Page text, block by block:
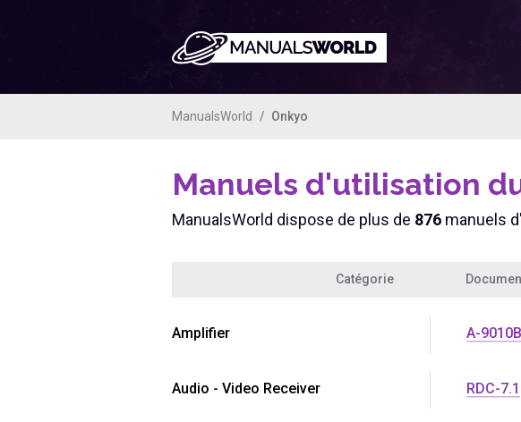
ManualsWorld Onkyo
Manuels d'utilisation
ManualsWorld dispose de plus de 876 manuels
Catégorie
Amplifier A-
Audio - Video Receiver RDC-7.1